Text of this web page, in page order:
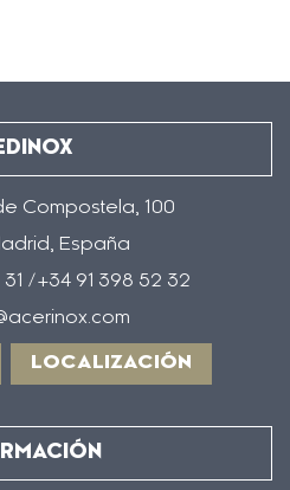
Compostela, 100
España
31 /+34 91 398 52 32
LOCALIZACIÓN